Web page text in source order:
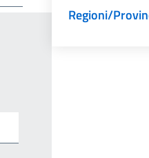
Regioni/